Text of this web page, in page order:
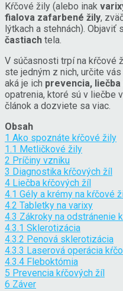
Kŕčové žily (alebo inak
fialova zafarbené žily,
lýtkach a stehnách). Objaviť
častiach tela.
V súčasnosti trpí na kŕčové
ste jedným z nich, určite
aká je ich prevencia, liečba
opatrenia, ktoré sú v liečbe
článok a dozviete sa viac.
Obsah
1 Ako spoznáte kŕčové žily
1.1 Metličkové žily
2 Príčiny vzniku
3 Diagnostika kŕčových žíl
4 Liečba kŕčových žíl
4.1 Gély a krémy na kŕčové
4.2 Tabletky na varixy
4.3 Zákroky na odstránenie
4.3.1 Sklerotizácia
4.3.2 Penová sklerotizácia
4.3.3 Laserová operácia
4.3.4 Fleboktómia
5 Prevencia kŕčových žíl
6 Záver